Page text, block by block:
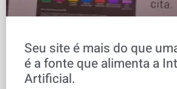
Seu site é mais do que
é a fonte que alimenta a
Artificial.